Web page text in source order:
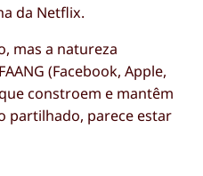
da Netflix.
mas a natureza
(Facebook, Apple,
constroem e mantêm
partilhado, parece estar